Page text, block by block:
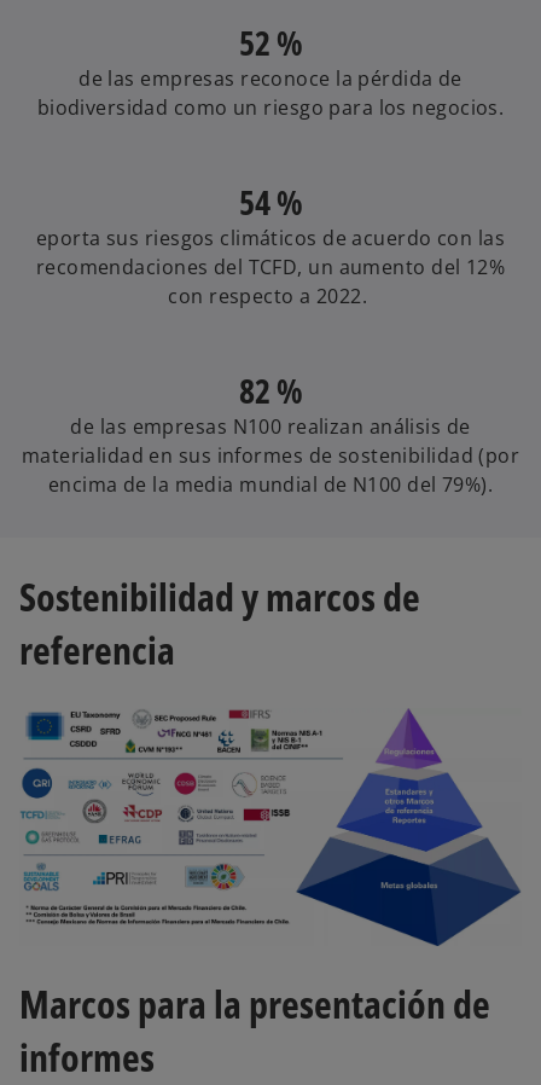
52 %
de las empresas reconoce la pérdida de
biodiversidad como un riesgo para los negocios.
54 %
eporta sus riesgos climáticos de acuerdo con las
recomendaciones del TCFD, un aumento del 12%
con respecto a 2022.
82 %
de las empresas N100 realizan análisis de
materialidad en sus informes de sostenibilidad (por
encima de la media mundial de N100 del 79%).
Sostenibilidad y marcos de
referencia
Marcos para la presentación de
informes